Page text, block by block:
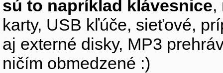
sú to napríklad klávesnice,
karty, USB kľúče, sieťové,
aj externé disky, MP3
ničím obmedzené :)